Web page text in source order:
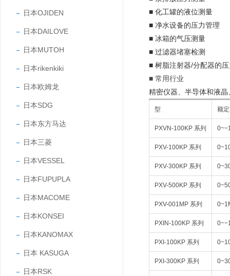
日本OJIDEN
日本DAILOVE
日本MUTOH
日本rikenkiki
日本欧姆龙
日本SDG
日本东方马达
日本三菱
日本VESSEL
日本FUPUPLA
日本MACOME
日本KONSEI
日本KANOMAX
日本 KASUGA
日本RSK
■ 化工罐的液位测量
■ 净水设备的压力管理
■ 冰箱的气压测量
■ 过滤器堵塞检测
■ 树脂注射器/分配器的
■ 常用行业
精密仪器、半导体和液
型 额
PXVN-100KP 系列
PXV-100KP 系列
PXV-300KP 系列
PXV-500KP 系列
PXV-001MP 系列
PXIN-100KP 系列
PXI-100KP 系列
PXI-300KP 系列